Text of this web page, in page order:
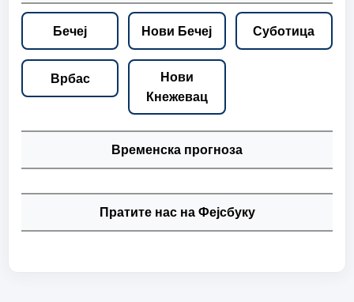
Бечеј Нови Бечеј Суботица
Врбас
Нови
Кнежевац
Временска прогноза
Пратите нас на Фејсбуку